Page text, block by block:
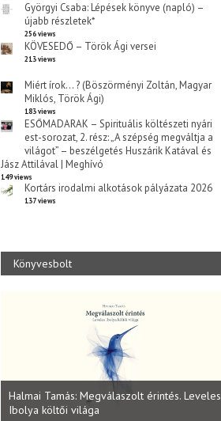
Györgyi Csaba: Lépések könyve (napló) –
újabb részletek*
256 views
KÖVESEDŐ – Török Ági versei
213 views
Miért írok… ? (Böszörményi Zoltán, Magyar
Miklós, Török Ági)
183 views
ESŐMADARAK – Spirituális költészeti nyári
est-sorozat, 2. rész: „A szépség megváltja a
világot” – beszélgetés Huszárik Katával és
Jász Attilával | Meghívó
149 views
Kortárs irodalmi alkotások pályázata 2026
137 views
Könyvesbolt
Halmai Tamás: Megválaszolt érintés. Leveles
Ibolya költői világa